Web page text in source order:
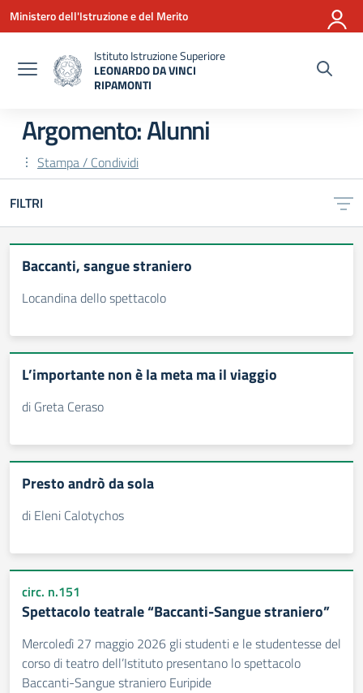
Vai ai contenuti
Vai al menu di navigazione
Vai al footer
Ministero dell'Istruzione e del Merito
Istituto Istruzione Superiore
LEONARDO DA VINCI
RIPAMONTI
Argomento: Alunni
Stampa / Condividi
FILTRI
Baccanti, sangue straniero
Locandina dello spettacolo
L’importante non è la meta ma il viaggio
di Greta Ceraso
Presto andrò da sola
di Eleni Calotychos
circ. n.151
Spettacolo teatrale “Baccanti-Sangue straniero”
Mercoledì 27 maggio 2026 gli studenti e le studentesse del
corso di teatro dell’Istituto presentano lo spettacolo
Baccanti-Sangue straniero Euripide